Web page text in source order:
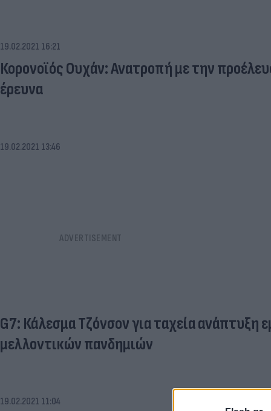
19.02.2021 16:21
Κορονοϊός Ουχάν: Ανατροπή με την
έρευνα
19.02.2021 13:46
G7: Κάλεσμα Τζόνσον για ταχεία ανάπτυξη
μελλοντικών πανδημιών
19.02.2021 11:04